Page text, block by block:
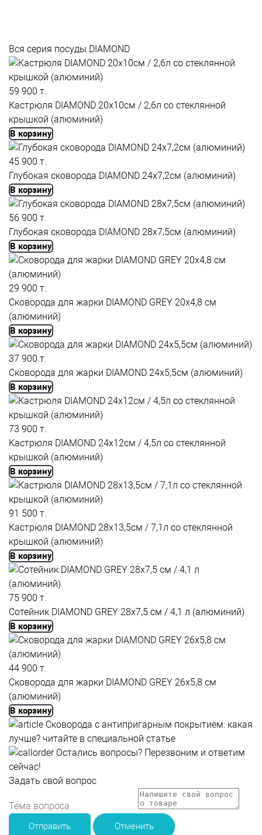
Вся серия посуды DIAMOND
59 900 т.
Кастрюля DIAMOND 20x10см / 2,6л со стеклянной
крышкой (алюминий)
В корзину
45 900 т.
Глубокая сковорода DIAMOND 24x7,2см (алюминий)
В корзину
56 900 т.
Глубокая сковорода DIAMOND 28x7,5см (алюминий)
В корзину
29 900 т.
Сковорода для жарки DIAMOND GREY 20x4,8 см
(алюминий)
В корзину
37 900 т.
Сковорода для жарки DIAMOND 24x5,5см (алюминий)
В корзину
73 900 т.
Кастрюля DIAMOND 24x12см / 4,5л со стеклянной
крышкой (алюминий)
В корзину
91 500 т.
Кастрюля DIAMOND 28x13,5см / 7,1л со стеклянной
крышкой (алюминий)
В корзину
75 900 т.
Сотейник DIAMOND GREY 28x7,5 см / 4,1 л (алюминий)
В корзину
44 900 т.
Сковорода для жарки DIAMOND GREY 26x5,8 см
(алюминий)
В корзину
Сковорода с антипригарным покрытием: какая
лучше? читайте в специальной статье
Остались вопросы? Перезвоним и ответим
сейчас!
Задать свой вопрос
Отправить Отменить